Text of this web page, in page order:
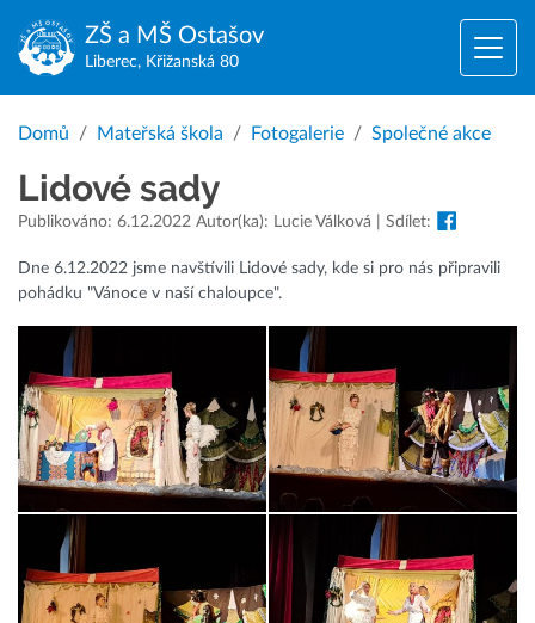
ZŠ a MŠ Ostašov
Liberec, Křižanská 80
Domů Mateřská škola Fotogalerie Společné akce
Lidové sady
Publikováno: 6.12.2022 Autor(ka): Lucie Válková | Sdílet:
Dne 6.12.2022 jsme navštívili Lidové sady, kde si pro nás připravili
pohádku "Vánoce v naší chaloupce".